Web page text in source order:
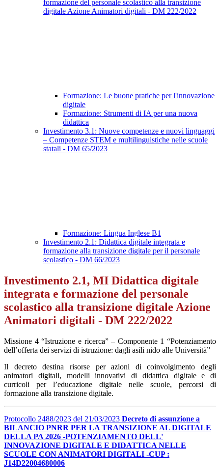
formazione del personale scolastico alla transizione
digitale Azione Animatori digitali - DM 222/2022
Formazione: Le buone pratiche per l'innovazione
digitale
Formazione: Strumenti di IA per una nuova
didattica
Investimento 3.1: Nuove competenze e nuovi linguaggi
– Competenze STEM e multilinguistiche nelle scuole
statali - DM 65/2023
Formazione: Lingua Inglese B1
Investimento 2.1: Didattica digitale integrata e
formazione alla transizione digitale per il personale
scolastico - DM 66/2023
Investimento 2.1, MI Didattica digitale
integrata e formazione del personale
scolastico alla transizione digitale Azione
Animatori digitali - DM 222/2022
Missione 4 “Istruzione e ricerca” – Componente 1 “Potenziamento
dell’offerta dei servizi di istruzione: dagli asili nido alle Università”
Il decreto destina risorse per azioni di coinvolgimento degli
animatori digitali, modelli innovativi di didattica digitale e di
curricoli per l’educazione digitale nelle scuole, percorsi di
formazione alla transizione digitale.
Protocollo 2488/2023 del 21/03/2023 Decreto di assunzione a
BILANCIO PNRR PER LA TRANSIZIONE AL DIGITALE
DELLA PA 2026 -POTENZIAMENTO DELL'
INNOVAZIONE DIGITALE E DIDATTICA NELLE
SCUOLE CON ANIMATORI DIGITALI -CUP :
J14D22004680006